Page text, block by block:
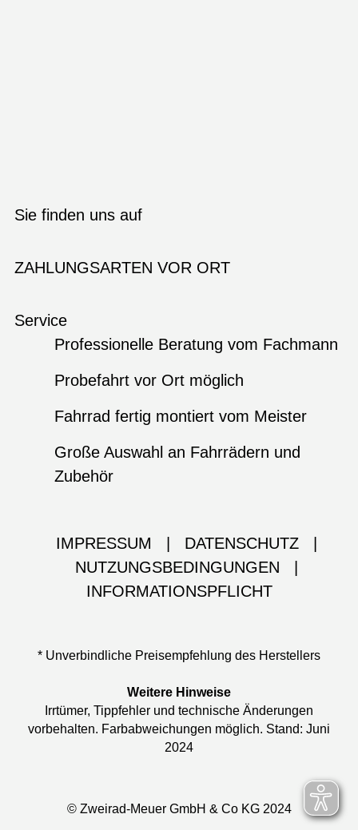
Sie finden uns auf
ZAHLUNGSARTEN VOR ORT
Service
Professionelle Beratung vom Fachmann
Probefahrt vor Ort möglich
Fahrrad fertig montiert vom Meister
Große Auswahl an Fahrrädern und
Zubehör
IMPRESSUM DATENSCHUTZ
NUTZUNGSBEDINGUNGEN
INFORMATIONSPFLICHT
* Unverbindliche Preisempfehlung des Herstellers
Weitere Hinweise
Irrtümer, Tippfehler und technische Änderungen
vorbehalten. Farbabweichungen möglich. Stand: Juni
2024
© Zweirad-Meuer GmbH & Co KG 2024